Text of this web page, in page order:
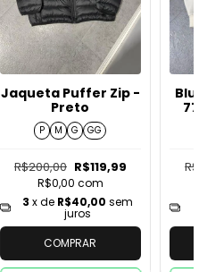
Jaqueta Puffer Zip -
Preto
P M G GG
R$200,00 R$119,99
R$0,00com
3 x de R$40,00 sem
juros
COMPRAR
77